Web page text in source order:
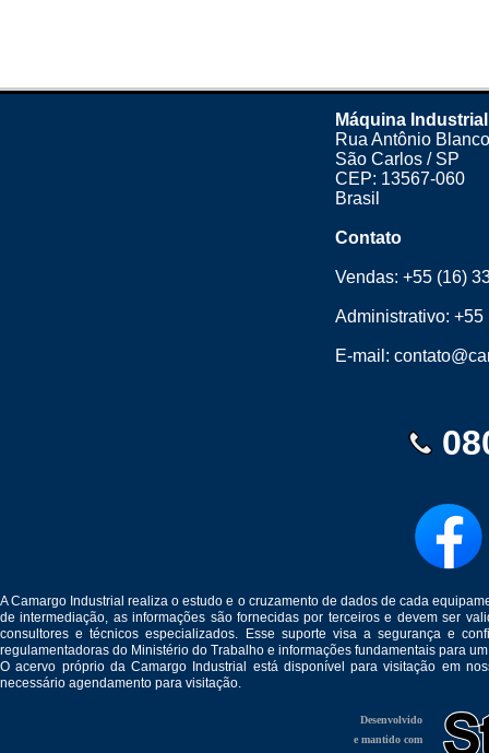
Máquina Industrial
Rua Antônio
São Carlos / SP
CEP: 13567-060
Brasil
Contato
Vendas:+55 (16)
Administrativo:+55
E-mail:
A Camargo Industrial realiza o estudo e o cruzamento de dados de cada
de intermediação, as informações são fornecidas por terceiros e devem ser
consultores e técnicos especializados. Esse suporte visa a segurança e
regulamentadoras do Ministério do Trabalho e informações fundamentais para
O acervo próprio da Camargo Industrial está disponível para visitação em
necessário agendamento para visitação.
Desenvolvido
e mantido com